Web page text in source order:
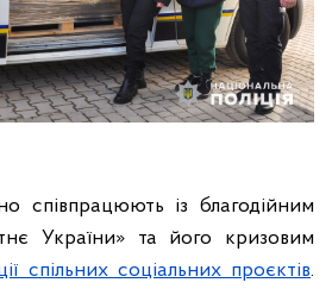
співпрацюють із благодійним
України» та його кризовим
спільних соціальних проєктів.